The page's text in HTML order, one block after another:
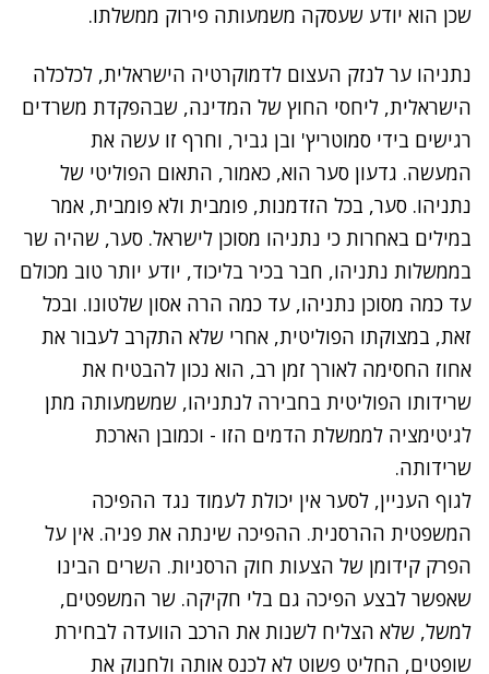
שכן הוא יודע שעסקה משמעותה פירוק ממשלתו.
נתניהו ער לנזק העצום לדמוקרטיה הישראלית, לכלכלה
הישראלית, ליחסי החוץ של המדינה, שבהפקדת משרדים
רגישים בידי סמוטריץ' ובן גביר, וחרף זו עשה את
המעשה. גדעון סער הוא, כאמור, התאום הפוליטי של
נתניהו. סער, בכל הזדמנות, פומבית ולא פומבית, אמר
במילים באחרות כי נתניהו מסוכן לישראל. סער, שהיה שר
בממשלות נתניהו, חבר בכיר בליכוד, יודע יותר טוב מכולם
עד כמה מסוכן נתניהו, עד כמה הרה אסון שלטונו. ובכל
זאת, במצוקתו הפוליטית, אחרי שלא התקרב לעבור את
אחוז החסימה לאורך זמן רב, הוא נכון להבטיח את
שרידותו הפוליטית בחבירה לנתניהו, שמשמעותה מתן
לגיטימציה לממשלת הדמים הזו - וכמובן הארכת
שרידותה.
לגוף העניין, לסער אין יכולת לעמוד נגד ההפיכה
המשפטית ההרסנית. ההפיכה שינתה את פניה. אין על
הפרק קידומן של הצעות חוק הרסניות. השרים הבינו
שאפשר לבצע הפיכה גם בלי חקיקה. שר המשפטים,
למשל, שלא הצליח לשנות את הרכב הוועדה לבחירת
שופטים, החליט פשוט לא לכנס אותה ולחנוק את